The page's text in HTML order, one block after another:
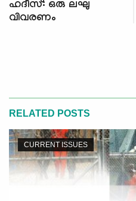
ഹദീസ്: ഒരു ലഘു
വിവരണം
RELATED POSTS
CURRENT ISSUES